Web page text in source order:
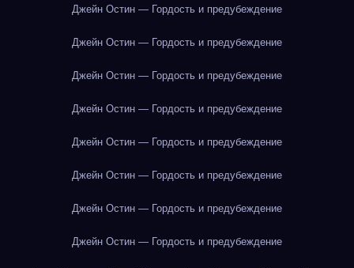
Джейн Остин — Гордость и предубеждение
Джейн Остин — Гордость и предубеждение
Джейн Остин — Гордость и предубеждение
Джейн Остин — Гордость и предубеждение
Джейн Остин — Гордость и предубеждение
Джейн Остин — Гордость и предубеждение
Джейн Остин — Гордость и предубеждение
Джейн Остин — Гордость и предубеждение